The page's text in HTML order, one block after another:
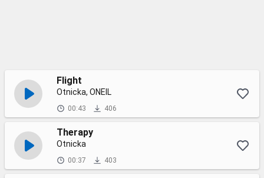
Flight
Otnicka, ONEIL
00:43 406
Therapy
Otnicka
00:37 403